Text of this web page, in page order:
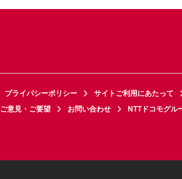
プライバシーポリシー サイトご利用にあたって
ご意見・ご要望 お問い合わせ NTTドコモグル